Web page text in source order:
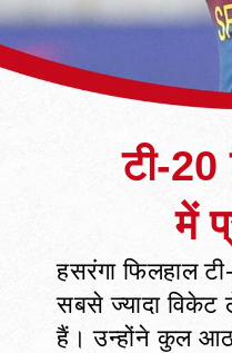
टी-20
हसरंगा फिलहाल
सबसे ज्यादा विकेट
हैं। उन्होंने कुल